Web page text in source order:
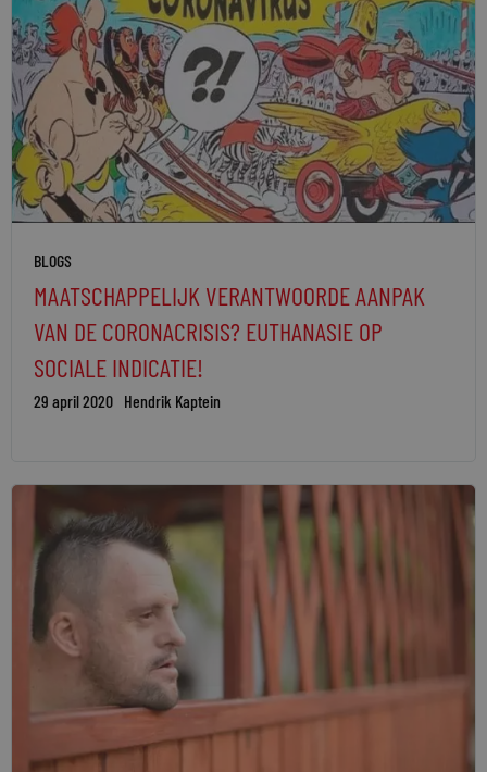
BLOGS
MAATSCHAPPELIJK VERANTWOORDE AANPAK
VAN DE CORONACRISIS? EUTHANASIE OP
SOCIALE INDICATIE!
29 april 2020 Hendrik Kaptein